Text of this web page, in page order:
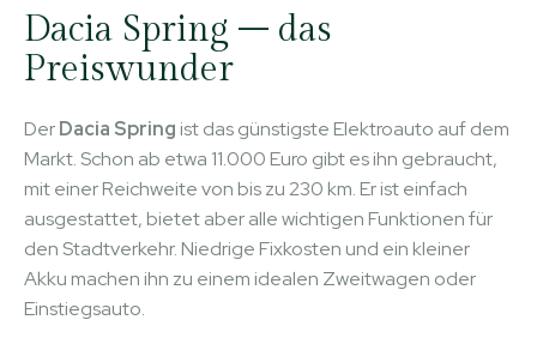
Dacia Spring – das
Preiswunder
DerDacia Spring ist das günstigste Elektroauto auf dem
Markt. Schon ab etwa 11.000 Euro gibt es ihn gebraucht,
mit einer Reichweite von bis zu 230 km. Er ist einfach
ausgestattet, bietet aber alle wichtigen Funktionen für
den Stadtverkehr. Niedrige Fixkosten und ein kleiner
Akku machen ihn zu einem idealen Zweitwagen oder
Einstiegsauto.